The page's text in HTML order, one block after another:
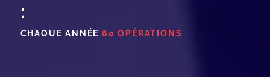
:
CHAQUE ANNÉE 60 OPÉRATIONS